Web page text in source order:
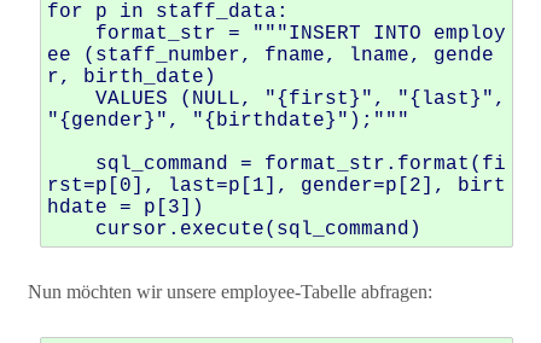
for p in staff_data:
ee (staff_number, fname, lname, gende
r, birth_date)
"{gender}", "{birthdate}");"""
rst=p[0], last=p[1], gender=p[2], birt
hdate = p[3])
Nun möchten wir unsere employee-Tabelle abfragen: